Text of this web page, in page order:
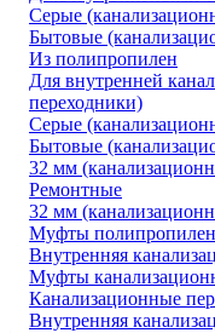
Серые
Бытовые
Из полипропилен
Для внутренней
переходники)
Серые
Бытовые
32 мм
Ремонтные
32 мм
Муфты
Внутренняя
Муфты
Канализационные
Внутренняя